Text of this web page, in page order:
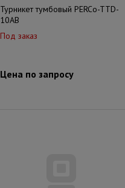
Турникет тумбовый PERCo-TTD-
10AB
Под заказ
Цена по запросу